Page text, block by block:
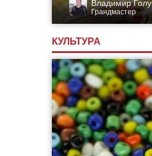
Грандмастер
КУЛЬТУРА